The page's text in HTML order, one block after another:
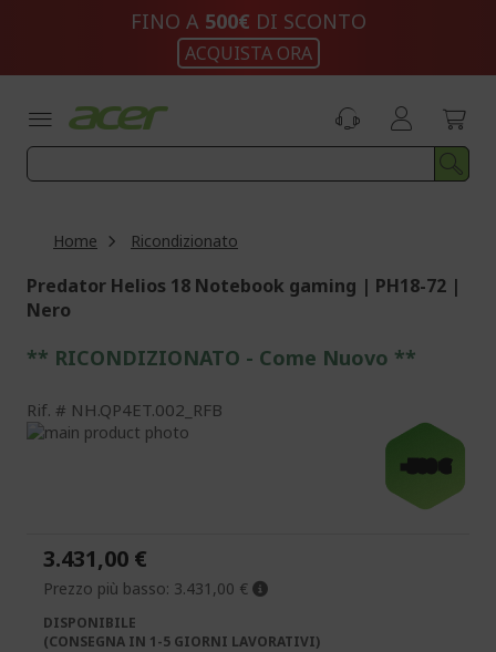
FINO A 500€ DI SCONTO
ACQUISTA ORA
Home Ricondizionato
Predator Helios 18 Notebook gaming | PH18-72 |
Nero
** RICONDIZIONATO - Come Nuovo **
Rif. NH.QP4ET.002_RFB
Vai
immagini
-500 €
immagini
3.431,00 €
Prezzo più basso: 3.431,00 €
DISPONIBILE
(CONSEGNA IN 1-5 GIORNI LAVORATIVI)